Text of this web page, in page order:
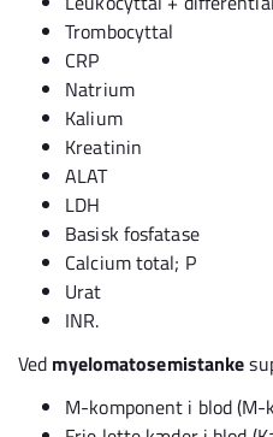
Trombocyttal
CRP
Natrium
Kalium
Kreatinin
ALAT
LDH
Basisk fosfatase
Calcium total; P
Urat
INR.
Ved myelomatosemistanke
M-komponent i blod (M-